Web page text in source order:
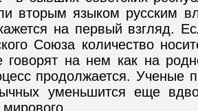
вторым языком русским
на первый взгляд.
Союза количество
говорят на нем как на
продолжается. Ученые
уменьшится еще
мирового.